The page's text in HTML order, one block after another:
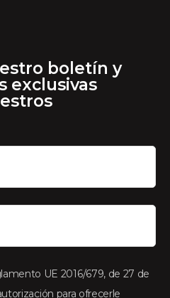
boletín y
exclusivas
UE 2016/679, de 27 de
para ofrecerle